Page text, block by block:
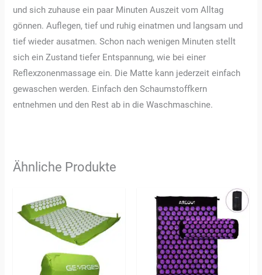
und sich zuhause ein paar Minuten Auszeit vom Alltag
gönnen. Auflegen, tief und ruhig einatmen und langsam und
tief wieder ausatmen. Schon nach wenigen Minuten stellt
sich ein Zustand tiefer Entspannung, wie bei einer
Reflexzonenmassage ein. Die Matte kann jederzeit einfach
gewaschen werden. Einfach den Schaumstoffkern
entnehmen und den Rest ab in die Waschmaschine.
Ähnliche Produkte